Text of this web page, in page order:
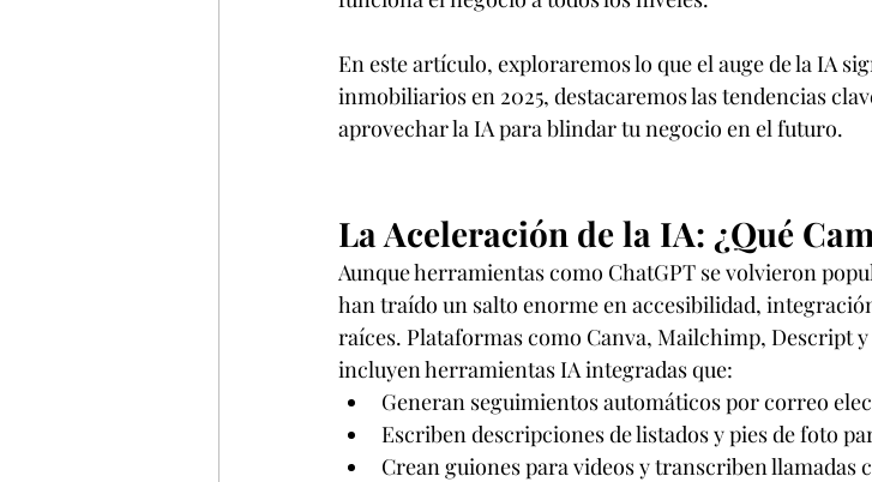
En este artículo, exploraremos lo que el auge de la IA
inmobiliarios en 2025, destacaremos las tendencias
aprovechar la IA para blindar tu negocio en el futuro.
La Aceleración de la IA: ¿Qué
Aunque herramientas como ChatGPT se volvieron
han traído un salto enorme en accesibilidad,
raíces. Plataformas como Canva, Mailchimp, Descript
incluyen herramientas IA integradas que:
Generan seguimientos automáticos por correo
Escriben descripciones de listados y pies de foto
Crean guiones para videos y transcriben llamadas